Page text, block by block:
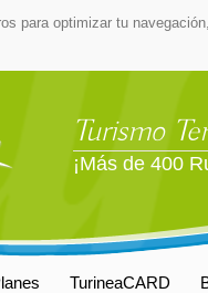
para optimizar tu
Turismo
¡Más de 400
TurineaCARD